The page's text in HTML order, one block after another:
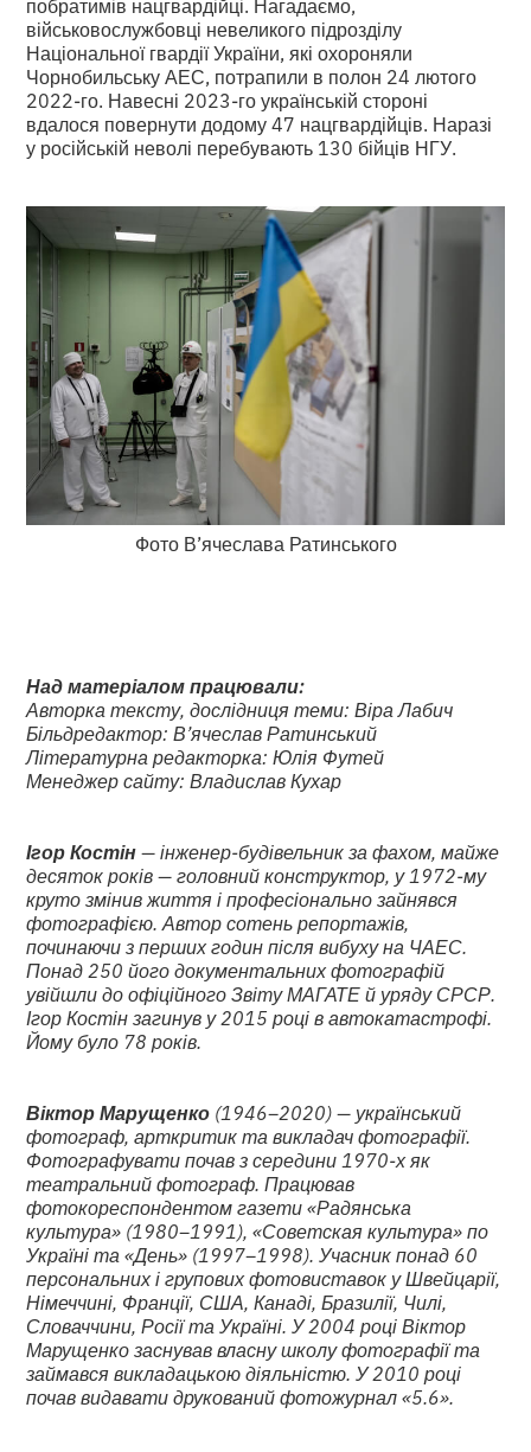
військовослужбовці невеликого підрозділу
Національної гвардії України, які охороняли
Чорнобильську АЕС, потрапили в полон 24 лютого
2022-го. Навесні 2023-го українській стороні
вдалося повернути додому 47 нацгвардійців. Наразі
у російській неволі перебувають 130 бійців НГУ.
Фото В’ячеслава Ратинського
Над матеріалом працювали:
Авторка тексту, дослідниця теми: Віра Лабич
Більдредактор: В’ячеслав Ратинський
Літературна редакторка: Юлія Футей
Менеджер сайту: Владислав Кухар
Ігор Костін— інженер-будівельник за фахом, майже
десяток років — головний конструктор, у 1972-му
круто змінив життя і професіонально зайнявся
фотографією. Автор сотень репортажів,
починаючи з перших годин після вибуху на ЧАЕС.
Понад 250 його документальних фотографій
увійшли до офіційного Звіту МАГАТЕ й уряду СРСР.
Ігор Костін загинув у 2015 році в автокатастрофі.
Йому було 78 років.
Віктор Марущенко (1946–2020) — український
фотограф, арткритик та викладач фотографії.
Фотографувати почав з середини 1970-х як
театральний фотограф. Працював
фотокореспондентом газети «Радянська
культура» (1980–1991), «Советская культура» по
Україні та «День» (1997–1998). Учасник понад 60
персональних і групових фотовиставок у Швейцарії,
Німеччині, Франції, США, Канаді, Бразилії, Чилі,
Словаччини, Росії та Україні. У 2004 році Віктор
Марущенко заснував власну школу фотографії та
займався викладацькою діяльністю. У 2010 році
почав видавати друкований фотожурнал «5.6».